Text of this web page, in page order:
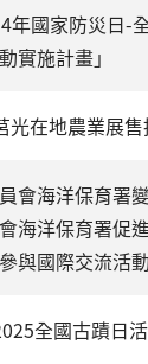
年國家防災日-
實施計畫」
光在地農業展
會海洋保育署
海洋保育署促
與國際交流活
全國古蹟日